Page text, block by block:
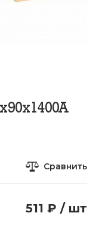
Сравнить
511 ₽ / шт